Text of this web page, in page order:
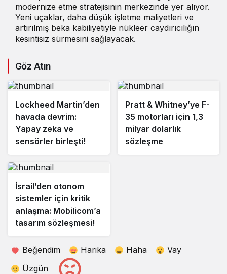
modernize etme stratejisinin merkezinde yer alıyor.
Yeni uçaklar, daha düşük işletme maliyetleri ve
artırılmış beka kabiliyetiyle nükleer caydırıcılığın
kesintisiz sürmesini sağlayacak.
Göz Atın
Lockheed Martin’den
havada devrim:
Yapay zeka ve
sensörler birleşti!
Pratt & Whitney’ye F-
35 motorları için 1,3
milyar dolarlık
sözleşme
İsrail’den otonom
sistemler için kritik
anlaşma: Mobilicom’a
tasarım sözleşmesi!
Beğendim Harika Haha
Vay
Üzgün